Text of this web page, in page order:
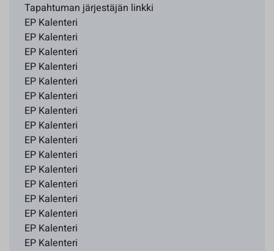
Tapahtuman järjestäjän linkki
EP Kalenteri
EP Kalenteri
EP Kalenteri
EP Kalenteri
EP Kalenteri
EP Kalenteri
EP Kalenteri
EP Kalenteri
EP Kalenteri
EP Kalenteri
EP Kalenteri
EP Kalenteri
EP Kalenteri
EP Kalenteri
EP Kalenteri
EP Kalenteri